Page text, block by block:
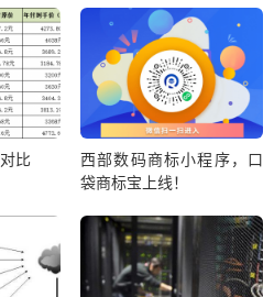
比
西部数码商标小程序，口
袋商标宝上线！